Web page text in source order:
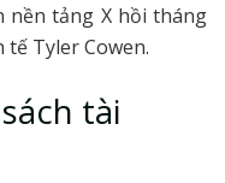
tảng X hồi tháng
tế Tyler Cowen.
tài